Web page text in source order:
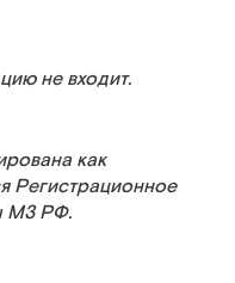
не входит.
как
Регистрационное
МЗ РФ.